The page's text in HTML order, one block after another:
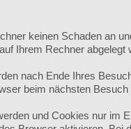
keinen Schaden an
Ihrem Rechner
nach Ende Ihres
beim nächsten
und Cookies nur im